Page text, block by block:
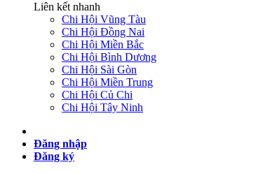
Liên kết nhanh
Chi Hội Vũng Tàu
Chi Hội Đồng Nai
Chi Hội Miền Bắc
Chi Hội Bình Dương
Chi Hội Sài Gòn
Chi Hội Miền Trung
Chi Hội Củ Chi
Chi Hội Tây Ninh
Đăng nhập
Đăng ký